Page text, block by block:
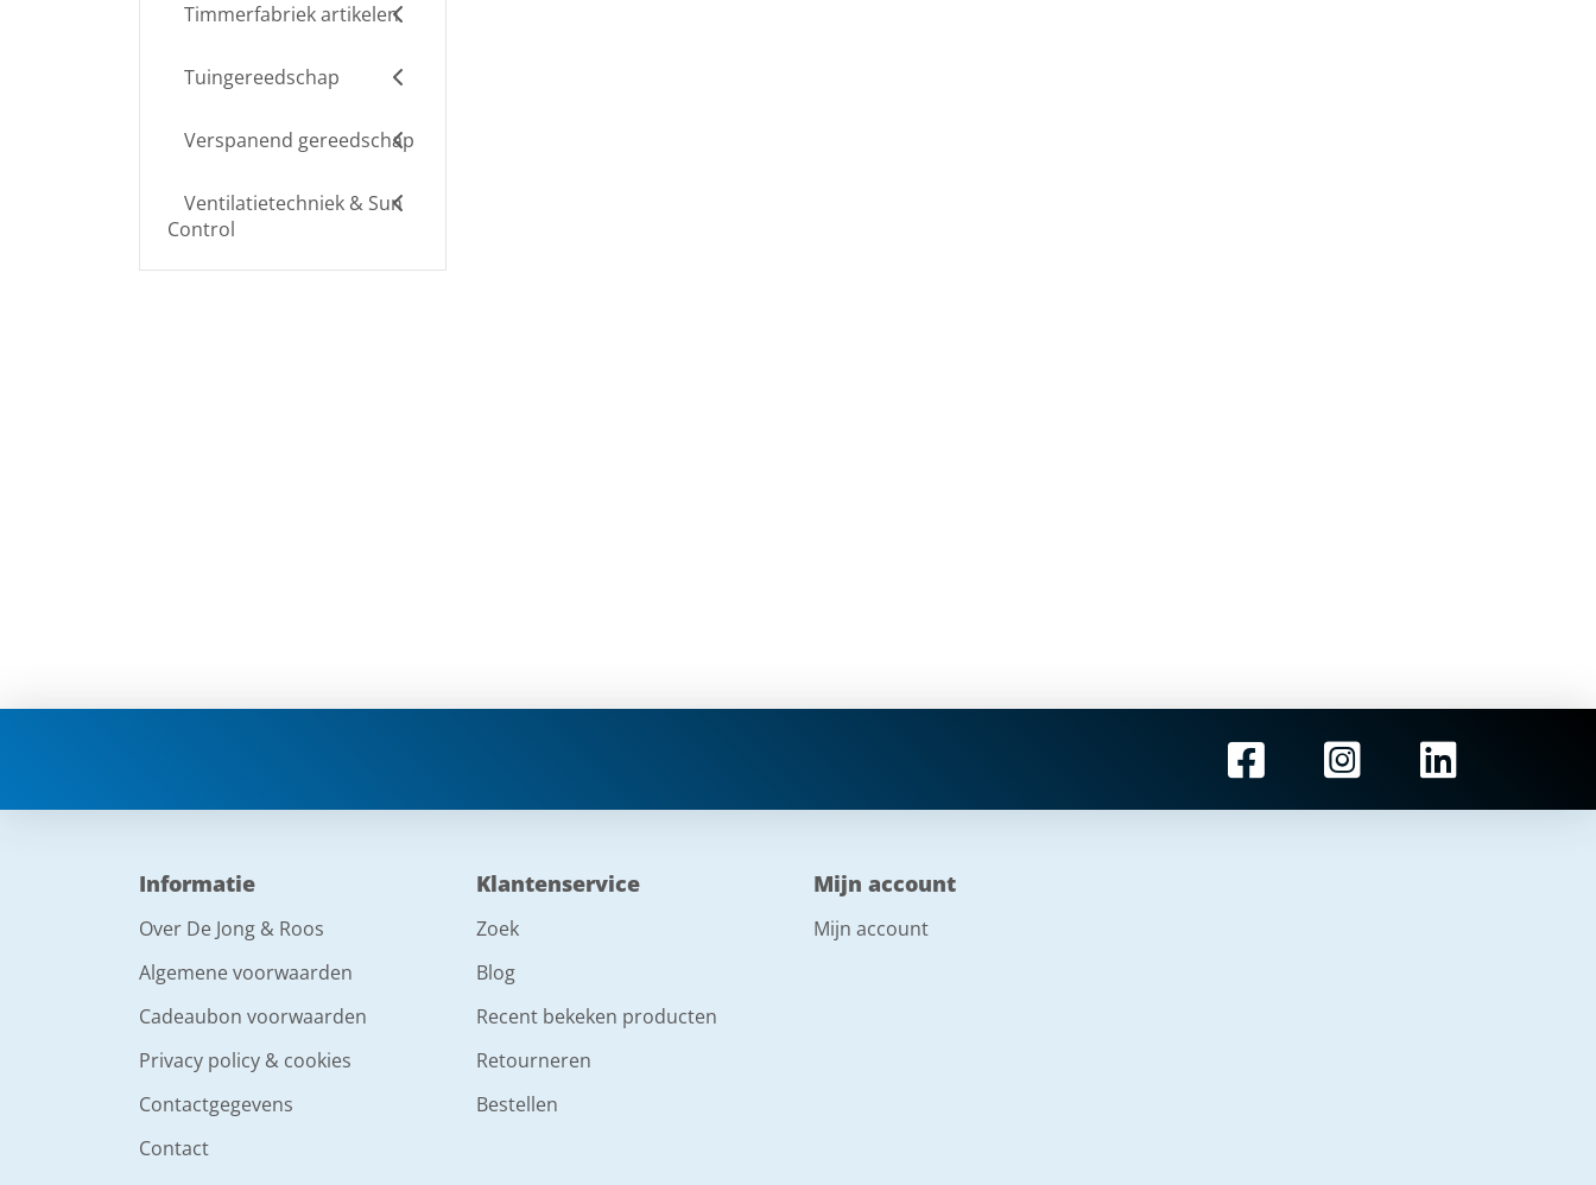
Timmerfabriek artikelen
Tuingereedschap
Verspanend gereedschap
Ventilatietechniek & Sun
Control
Informatie
Over De Jong & Roos
Algemene voorwaarden
Cadeaubon voorwaarden
Privacy policy & cookies
Contactgegevens
Contact
Klantenservice
Zoek
Blog
Recent bekeken producten
Retourneren
Bestellen
Mijn account
Mijn account